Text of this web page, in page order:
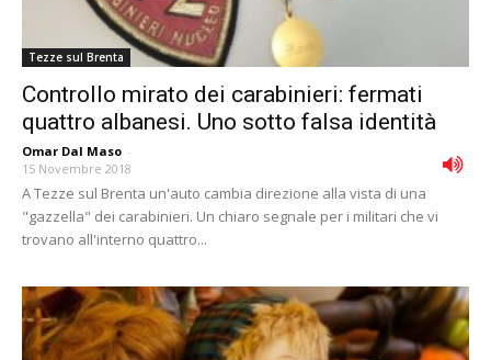
Tezze sul Brenta
Controllo mirato dei carabinieri: fermati
quattro albanesi. Uno sotto falsa identità
Omar Dal Maso -
15 Novembre 2018
A Tezze sul Brenta un'auto cambia direzione alla vista di una
"gazzella" dei carabinieri. Un chiaro segnale per i militari che vi
trovano all'interno quattro...